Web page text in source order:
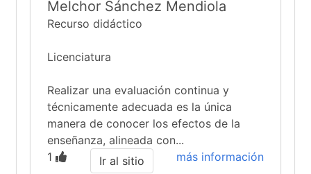
Melchor Sánchez Mendiola
Recurso didáctico
Licenciatura
Realizar una evaluación continua y
técnicamente adecuada es la única
manera de conocer los efectos de la
enseñanza, alineada con...
1
más información
Ir al sitio